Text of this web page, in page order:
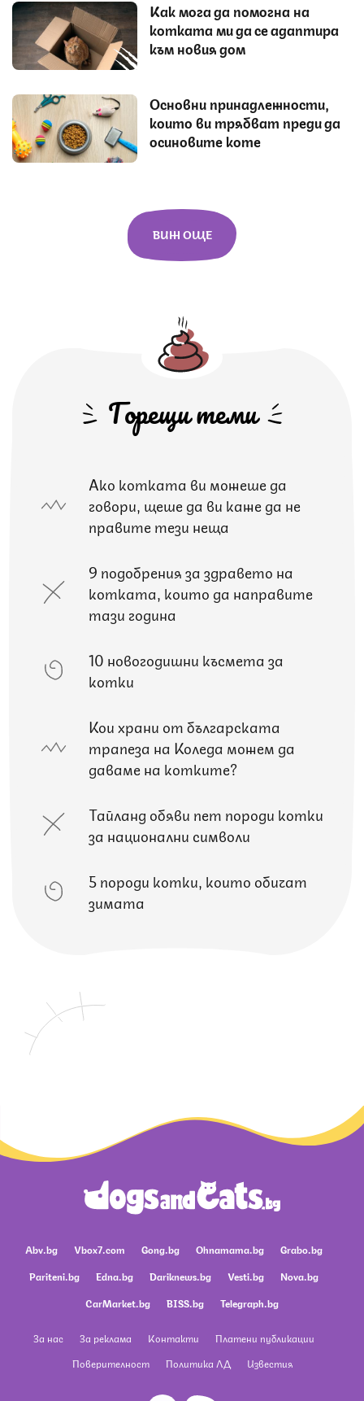
Как мога да помогна на
котката ми да се адаптира
към новия дом
Основни принадлежности,
които ви трябват преди да
осиновите коте
ВИЖ ОЩЕ
Горещи теми
Ако котката ви можеше да
говори, щеше да ви каже да не
правите тези неща
9 подобрения за здравето на
котката, които да направите
тази година
10 новогодишни късмета за
котки
Кои храни от българската
трапеза на Коледа можем да
даваме на котките?
Тайланд обяви пет породи котки
за национални символи
5 породи котки, които обичат
зимата
Abv.bg Vbox7.com Gong.bg Ohnamama.bg
Grabo.bg
Pariteni.bg
Edna.bg Dariknews.bg Vesti.bg
Nova.bg
CarMarket.bg
BISS.bg Telegraph.bg
За нас За реклама Контакти
Платени публикации
Поверителност
Политика ЛД Известия